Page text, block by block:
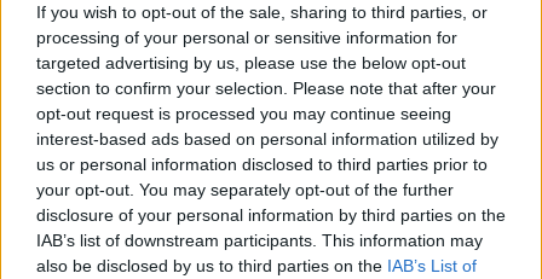
If you wish to opt-out of the sale, sharing to third parties, or
processing of your personal or sensitive information for
targeted advertising by us, please use the below opt-out
section to confirm your selection. Please note that after your
opt-out request is processed you may continue seeing
interest-based ads based on personal information utilized by
us or personal information disclosed to third parties prior to
your opt-out. You may separately opt-out of the further
disclosure of your personal information by third parties on the
IAB’s list of downstream participants. This information may
also be disclosed by us to third parties on the IAB’s List of